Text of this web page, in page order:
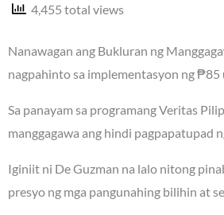
4,455 total views
Nanawagan ang Bukluran ng
nagpahinto sa implementasyon ng
Sa panayam sa programang Veritas
manggagawa ang hindi pagpapatupad
Iginiit ni De Guzman na lalo nitong
presyo ng mga pangunahing bilihin at